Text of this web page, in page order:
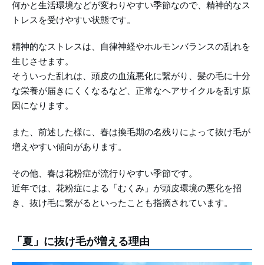
何かと生活環境などが変わりやすい季節なので、精神的なス
トレスを受けやすい状態です。
精神的なストレスは、自律神経やホルモンバランスの乱れを
生じさせます。
そういった乱れは、頭皮の血流悪化に繋がり、髪の毛に十分
な栄養が届きにくくなるなど、正常なヘアサイクルを乱す原
因になります。
また、前述した様に、春は換毛期の名残りによって抜け毛が
増えやすい傾向があります。
その他、春は花粉症が流行りやすい季節です。
近年では、花粉症による「むくみ」が頭皮環境の悪化を招
き、抜け毛に繋がるといったことも指摘されています。
「夏」に抜け毛が増える理由